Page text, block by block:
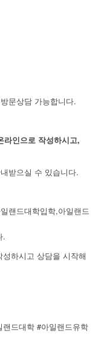
문상담 가능합니다.
라인으로 작성하시고,
받으실 수 있습니다.
랜드대학입학,아일랜드
.
하시고 상담을 시작해
드대학 #아일랜드유학